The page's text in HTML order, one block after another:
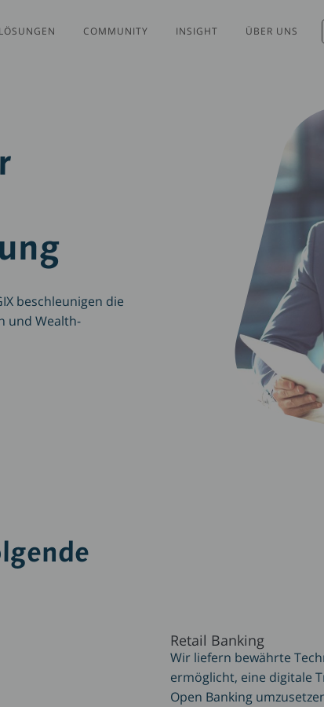
LÖSUNGEN COMMUNITY INSIGHT ÜBER UNS
beschleunigen die
und Wealth-
Retail Banking
Wir liefern bewährte
ermöglicht, eine digitale
Open Banking